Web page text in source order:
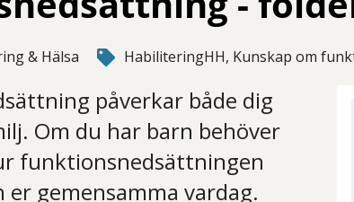
& Hälsa HabiliteringHH, Kunskap om
påverkar både dig
Om du har barn behöver
funktionsnedsättningen
er gemensamma vardag.